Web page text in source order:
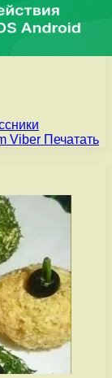
Viber Печатать